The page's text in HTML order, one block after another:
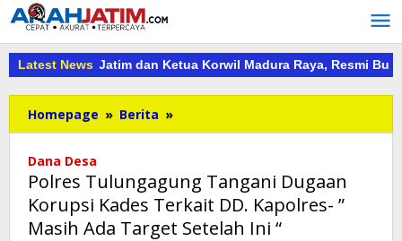
Lewati
ke
konten
Latest News
PKDI Jatim dan Ketua Korwil Madura Raya, Resmi Buka PKDI
Homepage » Berita »
Tulungagung
Korupsi
Kades
Terkait
Dana Desa
Polres Tulungagung Tangani Dugaan
Korupsi Kades Terkait DD. Kapolres- ”
Masih Ada Target Setelah Ini “